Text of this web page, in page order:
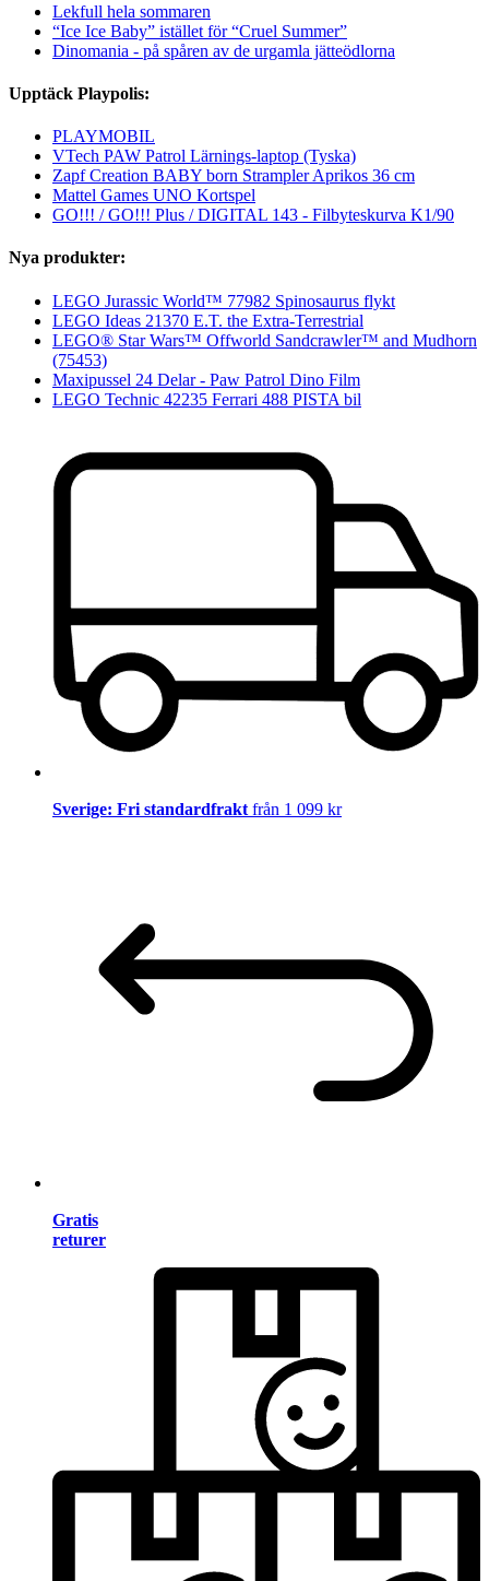
Lekfull hela sommaren
“Ice Ice Baby” istället för “Cruel Summer”
Dinomania - på spåren av de urgamla jätteödlorna
Upptäck Playpolis:
PLAYMOBIL
VTech PAW Patrol Lärnings-laptop (Tyska)
Zapf Creation BABY born Strampler Aprikos 36 cm
Mattel Games UNO Kortspel
GO!!! / GO!!! Plus / DIGITAL 143 - Filbyteskurva K1/90
Nya produkter:
LEGO Jurassic World™ 77982 Spinosaurus flykt
LEGO Ideas 21370 E.T. the Extra-Terrestrial
LEGO® Star Wars™ Offworld Sandcrawler™ and Mudhorn
(75453)
Maxipussel 24 Delar - Paw Patrol Dino Film
LEGO Technic 42235 Ferrari 488 PISTA bil
Sverige: Fri standardfrakt från 1 099 kr
Gratis
returer